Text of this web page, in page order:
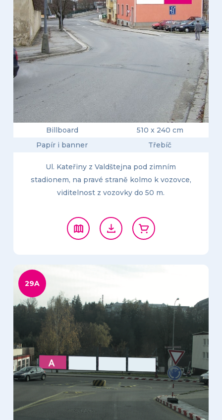
Billboard
510 x 240 cm
Papír i banner
Třebíč
Ul. Kateřiny z Valdštejna pod zimním
stadionem, na pravé straně kolmo k vozovce,
viditelnost z vozovky do 50 m.
29A